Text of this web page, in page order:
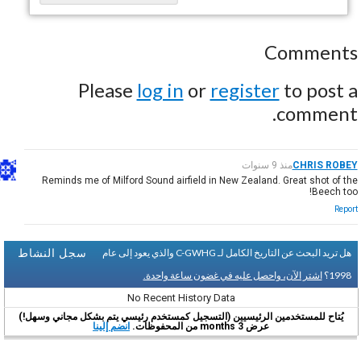
Comments
Please log in or registerto post a
comment.
CHRIS ROBEYمنذ 9 سنوات
Reminds me of Milford Sound airfield in New Zealand. Great shot of the
Beech too!
Report
سجل النشاط
هل تريد البحث عن التاريخ الكامل لـ C-GWHG والذي يعود إلى عام
1998؟ اشتر الآن، واحصل عليه في غضون ساعة واحدة.
No Recent History Data
يُتاح للمستخدمين الرئيسيين (التسجيل كمستخدم رئيسي يتم بشكل مجاني وسهل!)
عرض 3 months من المحفوظات.
انضم إلينا